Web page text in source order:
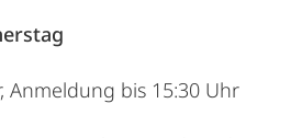
Anmeldung bis 15:30 Uhr